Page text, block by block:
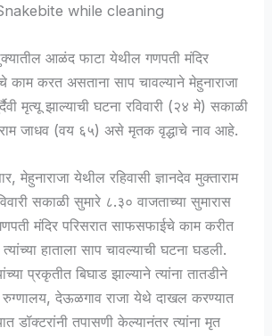
आळंद फाटा येथील गणपती मंदिर
काम करत असताना साप चावल्याने मेहुनाराजा
मृत्यू झाल्याची घटना रविवारी (२४ मे) सकाळी
जाधव (वय ६५) असे मृतक वृद्धाचे नाव आहे.
मेहुनाराजा येथील रहिवासी ज्ञानदेव मुक्ताराम
सकाळी सुमारे ८.३० वाजताच्या सुमारास
मंदिर परिसरात साफसफाईचे काम करीत
हाताला साप चावल्याची घटना घडली.
प्रकृतीत बिघाड झाल्याने त्यांना तातडीने
रुग्णालय, देऊळगाव राजा येथे दाखल करण्यात
डॉक्टरांनी तपासणी केल्यानंतर त्यांना मृत